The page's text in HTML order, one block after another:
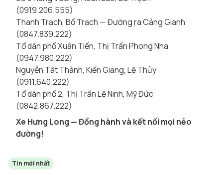
(0919.206.555)
Thanh Trạch, Bố Trạch — Đường ra Cảng Gianh
(0847.839.222)
Tổ dân phố Xuân Tiến, Thị Trấn Phong Nha
(0947.980.222)
Nguyễn Tất Thành, Kiến Giang, Lệ Thủy
(0911.640.222)
Tổ dân phố 2, Thị Trấn Lệ Ninh, Mỹ Đức
(0842.867.222)
Xe Hưng Long — Đồng hành và kết nối mọi nẻo
đường!
Tin mới nhất